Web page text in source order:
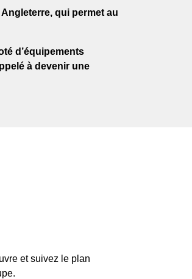
qui permet au
d’équipements
à devenir une
et suivez le plan